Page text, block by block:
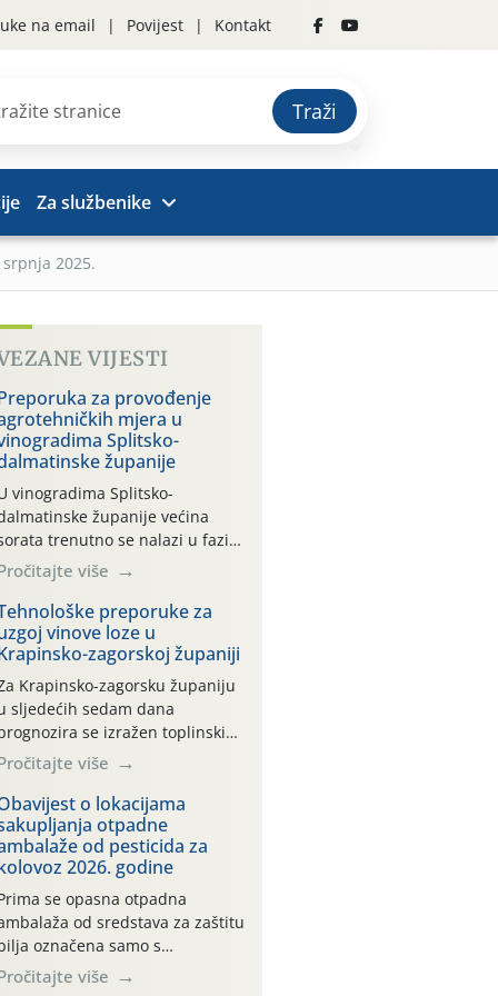
na email Povijest Kontakt
Traži
Za službenike
2025.
VIJESTI
za provođenje
mjera u
Splitsko-
županije
vinogradima Splitsko-
županije većina
trenutno se nalazi u fazi:
dozrijevanja bobica
BBCH (81-89) – ranije sorte
pojedinim lokalitetima već su
te su spremne za berbu
visokih temperatura i
izostanka oborina
vinove loze odvija se
a zdravstveno stanje
dnevne temperature
[…]
više
preporuke za
vinove loze u
zagorskoj županiji
Krapinsko-zagorsku županiju
sljedećih sedam dana
se izražen toplinski
s maksimalnim
temperaturama od 38 do 40 °C
ponedjeljka do četvrtka, uz
rizik od toplinskog
za vinovu lozu. U petak i
očekuje se osvježenje uz
lokalnih
pljuskova. Za
izdano je i crveno
na ekstremno visoke
više
o lokacijama
otpadne
od pesticida za
2026. godine
se opasna otpadna
od sredstava za zaštitu
označena samo s
i oznakom
više